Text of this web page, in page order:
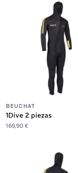
BEUCHAT
1Dive 2 piezas
169,90 €